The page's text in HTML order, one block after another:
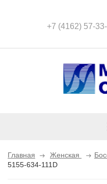
+7 (4162) 57-
Главная Женская
5155-634-111D